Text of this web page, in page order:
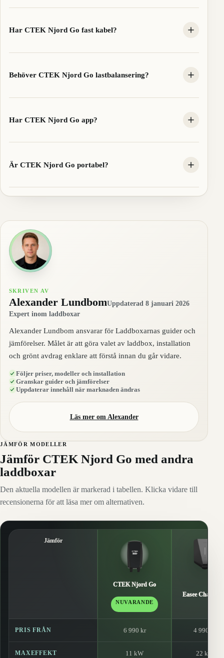
Har CTEK Njord Go fast kabel?
Behöver CTEK Njord Go lastbalansering?
Har CTEK Njord Go app?
Är CTEK Njord Go portabel?
SKRIVEN AV
Alexander LundbomUppdaterad 8 januari 2026
Expert inom laddboxar
Alexander Lundbom ansvarar för Laddboxarnas guider och
jämförelser. Målet är att göra valet av laddbox, installation
och grönt avdrag enklare att förstå innan du går vidare.
Följer priser, modeller och installation
Granskar guider och jämförelser
Uppdaterar innehåll när marknaden ändras
Läs mer om Alexander
JÄMFÖR MODELLER
Jämför CTEK Njord Go med andra
laddboxar
Den aktuella modellen är markerad i tabellen. Klicka vidare till
recensionerna för att läsa mer om alternativen.
Jämför
CTEK Njord Go
NUVARANDE
Easee Charge
PRIS FRÅN 6 990 kr 4 990 kr
MAXEFFEKT 11 kW 22 kW